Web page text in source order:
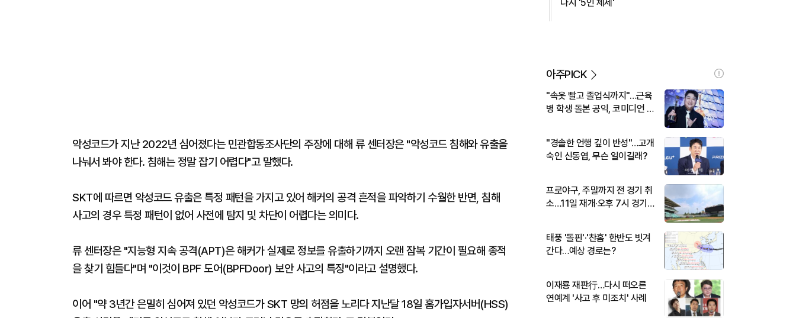
악성코드가 지난 2022년 심어졌다는 민관합동조사단의 주장에 대해 류 센터장은 "악성코드 침해와 유출을
나눠서 봐야 한다. 침해는 정말 잡기 어렵다"고 말했다.
SKT에 따르면 악성코드 유출은 특정 패턴을 가지고 있어 해커의 공격 흔적을 파악하기 수월한 반면, 침해
사고의 경우 특정 패턴이 없어 사전에 탐지 및 차단이 어렵다는 의미다.
류 센터장은 "지능형 지속 공격(APT)은 해커가 실제로 정보를 유출하기까지 오랜 잠복 기간이 필요해 종적
을 찾기 힘들다"며 "이것이 BPF 도어(BPFDoor) 보안 사고의 특징"이라고 설명했다.
이어 "약 3년간 은밀히 심어져 있던 악성코드가 SKT 망의 허점을 노리다 지난달 18일 홈가입자서버(HSS)
다시 '5인 체제'
아주PICK
"속옷 빨고 졸업식까지"…근육
병 학생 돌본 공익, 코미디언 김
"경솔한 언행 깊이 반성"…고개
숙인 신동엽, 무슨 일이길래?
프로야구, 주말까지 전 경기 취
소…11일 재개·오후 7시 경기
태풍 '돌핀'·'찬홈' 한반도 빗겨
간다…예상 경로는?
이재룡 재판行…다시 떠오른
연예계 '사고 후 미조치' 사례